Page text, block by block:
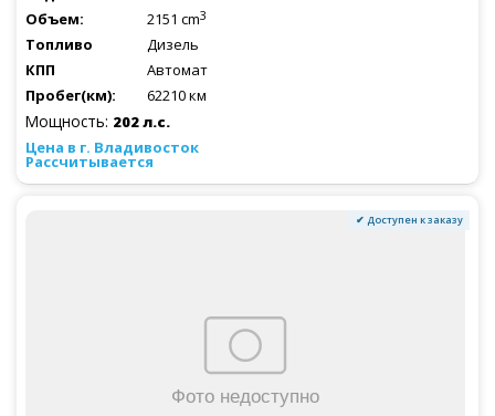
2151 cm3
Дизель
Автомат
62210 км
Мощность: 202 л.с.
Рассчитывается
✔ Доступен к заказу